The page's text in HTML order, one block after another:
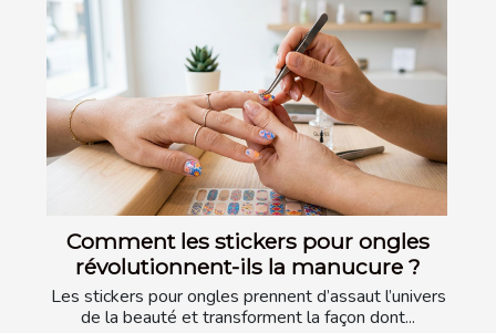
Comment les stickers pour ongles
révolutionnent-ils la manucure ?
Les stickers pour ongles prennent d’assaut l’univers
de la beauté et transforment la façon dont...